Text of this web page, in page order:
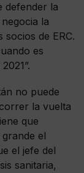
defender la
la
de ERC.
es
no puede
la vuelta
que
el
el jefe del
sanitaria,